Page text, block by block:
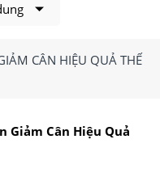
USA Có Công
cân New Perfect
cảm giác thèm ăn.
CÂN HIỆU QUẢ THẾ
Giảm Cân Hiệu Quả